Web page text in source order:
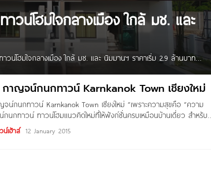
วน์โฮมใจกลางเมือง ใกล้ มช. และ
น์โฮมใจกลางเมือง ใกล้ มช. และ นิมมานฯ ราคาเริ่ม 2.9 ล้านบาท*
สะดวก เชื่อมต่อได้ทั้ง ถ.เลียบคลองชลประทาน,
กาญจน์กนกทาวน์ Karnkanok Town เชียงใหม่
น์กนกทาวน์ Karnkanok Town เชียงใหม่ “เพราะความสุขคือ “ความ
กทาวน์ ทาวน์โฮมแนวคิดใหม่ที่ให้ฟังก์ชั่นครบเหมือนบ้านเดี่ยว สำหรับ
ใหม่ของการใช้ชีวิตบนทำเลธรรมชาติที่ไม่ไกลจากตัวเมือง เดินทางสะดวกกว่า
ชื่อโครงการ กาญจน์กนกทาวน์ Karnkanok Town เชียงใหม่ เจ้าของ
น์เฮ้าส์ 12 January 2015